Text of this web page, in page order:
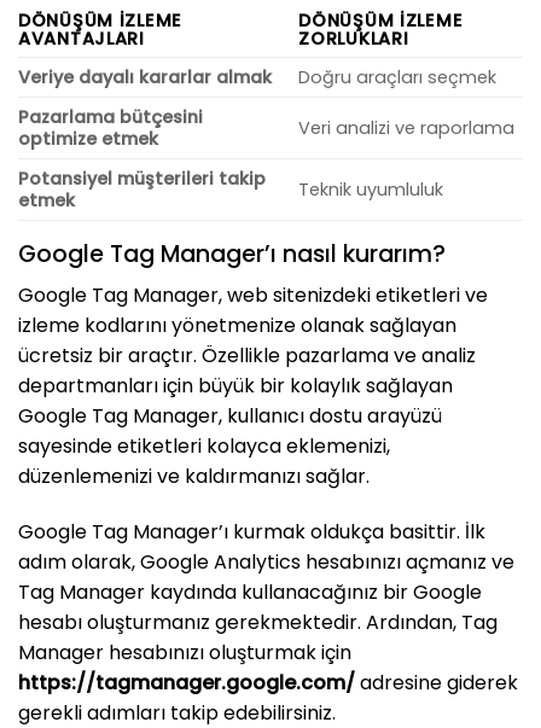
DÖNÜŞÜM İZLEME
AVANTAJLARI
DÖNÜŞÜM İZLEME
ZORLUKLARI
Veriye dayalı kararlar almak
Doğru araçları seçmek
Pazarlama bütçesini
optimize etmek
Veri analizi ve raporlama
Potansiyel müşterileri takip
etmek
Teknik uyumluluk
Google Tag Manager’ı nasıl kurarım?
Google Tag Manager, web sitenizdeki etiketleri ve
izleme kodlarını yönetmenize olanak sağlayan
ücretsiz bir araçtır. Özellikle pazarlama ve analiz
departmanları için büyük bir kolaylık sağlayan
Google Tag Manager, kullanıcı dostu arayüzü
sayesinde etiketleri kolayca eklemenizi,
düzenlemenizi ve kaldırmanızı sağlar.
Google Tag Manager’ı kurmak oldukça basittir. İlk
adım olarak, Google Analytics hesabınızı açmanız ve
Tag Manager kaydında kullanacağınız bir Google
hesabı oluşturmanız gerekmektedir. Ardından, Tag
Manager hesabınızı oluşturmak için
https://tagmanager.google.com/adresine giderek
gerekli adımları takip edebilirsiniz.